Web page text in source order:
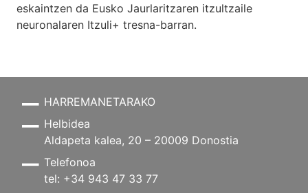
eskaintzen da Eusko Jaurlaritzaren itzultzaile
neuronalaren Itzuli+ tresna-barran.
HARREMANETARAKO
Helbidea
Aldapeta kalea, 20 – 20009 Donostia
Telefonoa
tel: +34 943 47 33 77